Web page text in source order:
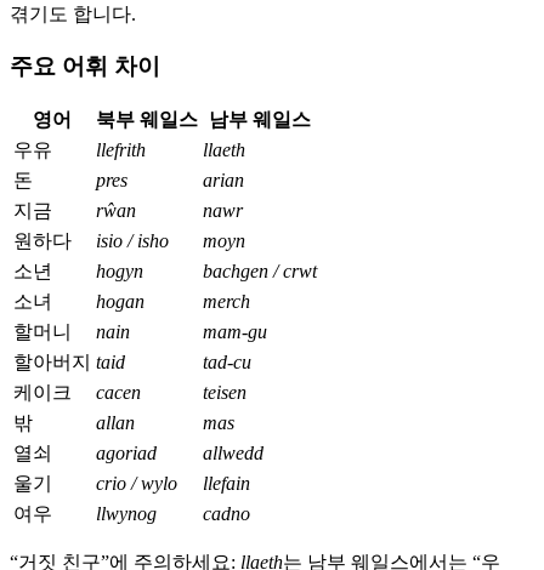
겪기도 합니다.
주요 어휘 차이
영어 북부 웨일스 남부 웨일스
우유
llefrith
llaeth
돈
pres
arian
지금
rŵan
nawr
원하다
isio / isho
moyn
소년
hogyn
bachgen / crwt
소녀
hogan
merch
할머니
nain
mam-gu
할아버지 taid
tad-cu
케이크
cacen
teisen
밖
allan
mas
열쇠
agoriad
allwedd
울기
crio / wylo
llefain
여우
llwynog cadno
“거짓 친구”에 주의하세요: llaeth는 남부 웨일스에서는 “우